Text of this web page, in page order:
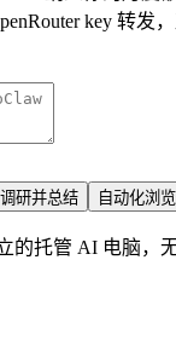
key 转发
调研并总结 自动化浏
的托管 AI 电脑，